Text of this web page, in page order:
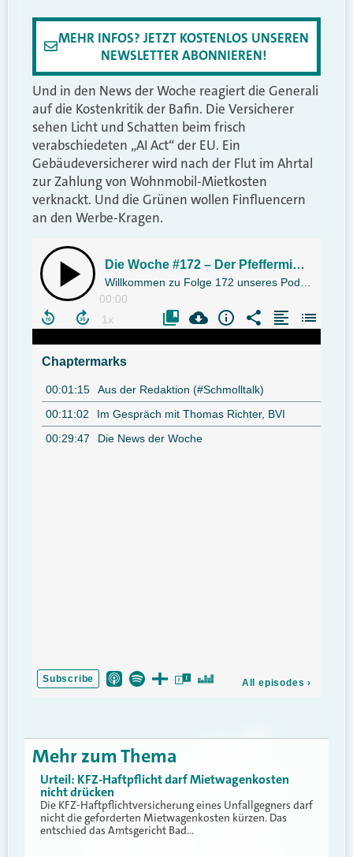
MEHR INFOS? JETZT KOSTENLOS UNSEREN
NEWSLETTER ABONNIEREN!
Und in den News der Woche reagiert die Generali
auf die Kostenkritik der Bafin. Die Versicherer
sehen Licht und Schatten beim frisch
verabschiedeten „AI Act“ der EU. Ein
Gebäudeversicherer wird nach der Flut im Ahrtal
zur Zahlung von Wohnmobil-Mietkosten
verknackt. Und die Grünen wollen Finfluencern
an den Werbe-Kragen.
Mehr zum Thema
Urteil: KFZ-Haftpflicht darf Mietwagenkosten
nicht drücken
Die KFZ-Haftpflichtversicherung eines Unfallgegners darf
nicht die geforderten Mietwagenkosten kürzen. Das
entschied das Amtsgericht Bad…